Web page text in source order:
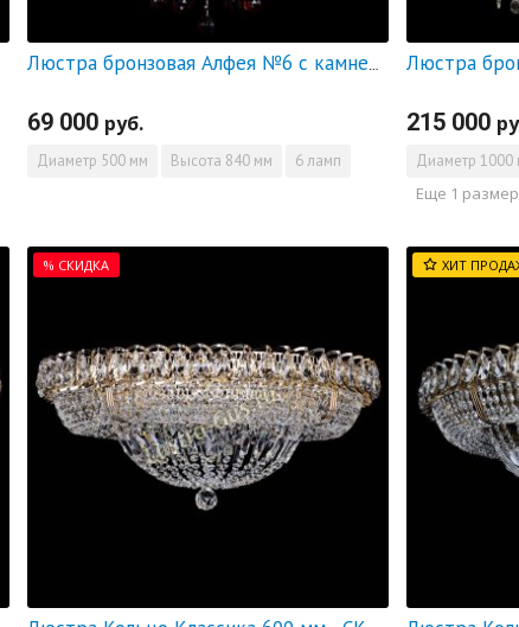
Люстра бронзовая Алфея №6 с камнем шар чайная
69 000 руб.
Диаметр 500 мм Высота 840 мм 6 ламп
Люстра
215 000
Диаметр 1000
Еще 1 размер
% СКИДКА ХИТ